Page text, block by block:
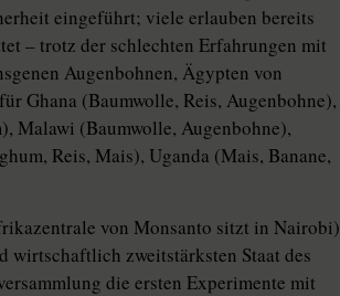
eingeführt; viele erlauben bereits
– trotz der schlechten Erfahrungen mit
Augenbohnen, Ägypten von
Ghana (Baumwolle, Reis, Augenbohne),
Malawi (Baumwolle, Augenbohne),
Reis, Mais), Uganda (Mais, Banane,
von Monsanto sitzt in Nairobi)
wirtschaftlich zweitstärksten Staat des
die ersten Experimente mit